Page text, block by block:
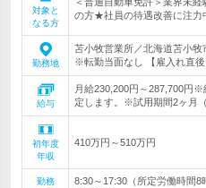
対象と
なる方
の方★社員の待遇改善に注
勤務地
苫小牧営業所／北海道苫小
※転勤当面なし 【雇入れ直後
給与
月給230,200円～287,700円
定します。※試用期間2ヶ月
初年度
年収
410万円～510万円
勤務
8:30～17:30（所定労働時間